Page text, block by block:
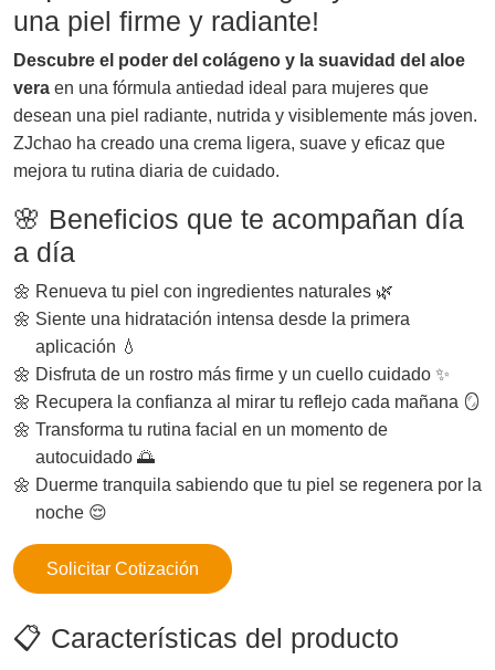
una piel firme y radiante!
Descubre el poder del colágeno y la suavidad del aloe
vera en una fórmula antiedad ideal para mujeres que
desean una piel radiante, nutrida y visiblemente más joven.
ZJchao ha creado una crema ligera, suave y eficaz que
mejora tu rutina diaria de cuidado.
🌸 Beneficios que te acompañan día
a día
Renueva tu piel con ingredientes naturales 🌿
Siente una hidratación intensa desde la primera
aplicación 💧
Disfruta de un rostro más firme y un cuello cuidado ✨
Recupera la confianza al mirar tu reflejo cada mañana 🪞
Transforma tu rutina facial en un momento de
autocuidado 🌅
Duerme tranquila sabiendo que tu piel se regenera por la
noche 😌
Solicitar Cotización
📋 Características del producto